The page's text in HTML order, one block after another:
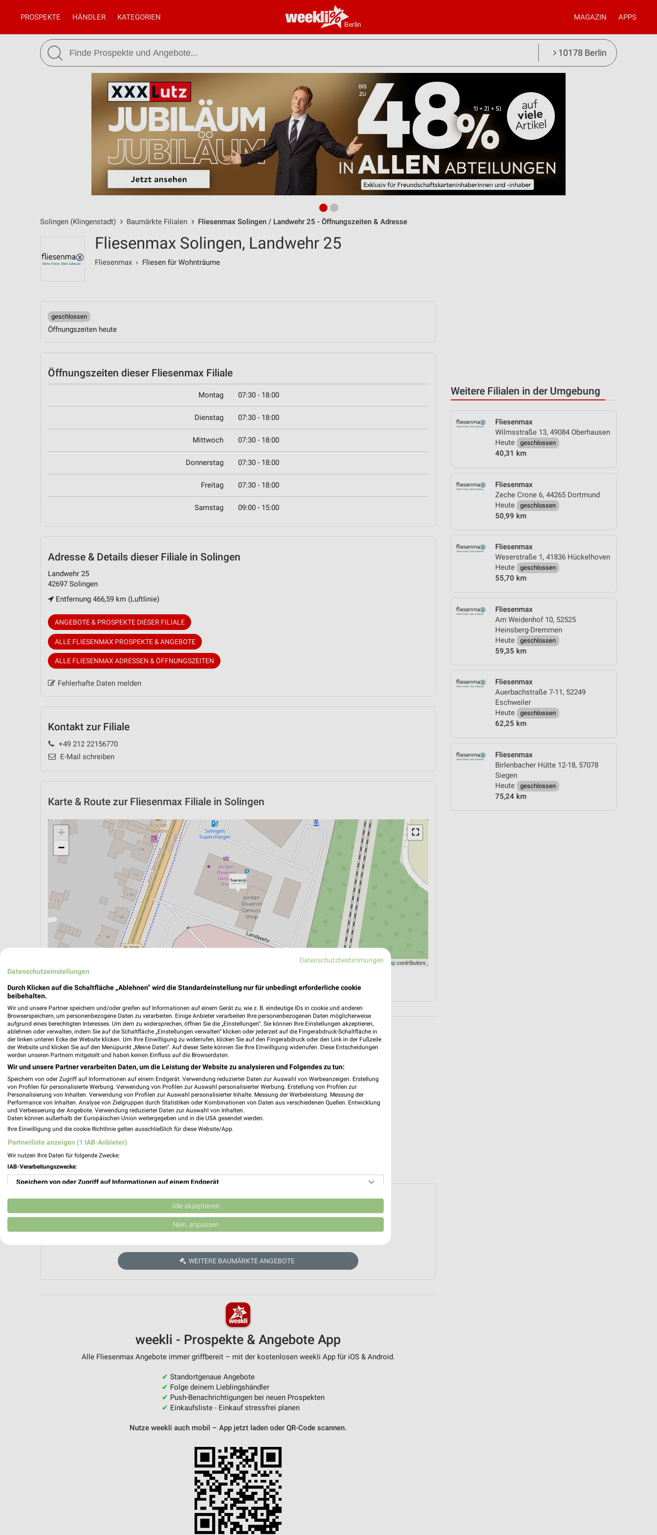
Berlin
PROSPEKTE HÄNDLER KATEGORIEN MAGAZIN APPS
10178 Berlin
Solingen (Klingenstadt) Baumärkte Filialen Fliesenmax Solingen / Landwehr 25 - Öffnungszeiten & Adresse
Weitere Filialen in der Umgebung
Fliesenmax
Wilmsstraße 13, 49084 Oberhausen
Heute
geschlossen
40,31 km
Fliesenmax
Zeche Crone 6, 44265 Dortmund
Heute
geschlossen
50,99 km
Fliesenmax
Weserstraße 1, 41836 Hückelhoven
Heute
geschlossen
55,70 km
Fliesenmax
Am Weidenhof 10, 52525
Heinsberg-Dremmen
Heute
geschlossen
59,35 km
Fliesenmax
Auerbachstraße 7-11, 52249
Eschweiler
Heute
geschlossen
62,25 km
Fliesenmax
Birlenbacher Hütte 12-18, 57078
Siegen
Heute
geschlossen
75,24 km
Fliesenmax Solingen, Landwehr 25
Fliesenmax › Fliesen für Wohnträume
geschlossen
Öffnungszeiten heute
Öffnungszeiten dieser Fliesenmax Filiale
Montag 07:30 - 18:00
Dienstag 07:30 - 18:00
Mittwoch 07:30 - 18:00
Donnerstag 07:30 - 18:00
Freitag 07:30 - 18:00
Samstag 09:00 - 15:00
Adresse & Details dieser Filiale in Solingen
Landwehr 25
42697 Solingen
Entfernung 466,59 km (Luftlinie)
ANGEBOTE & PROSPEKTE DIESER FILIALE
ALLE FLIESENMAX PROSPEKTE & ANGEBOTE
ALLE FLIESENMAX ADRESSEN & ÖFFNUNGSZEITEN
Fehlerhafte Daten melden
Kontakt zur Filiale
+49 212 22156770
E-Mail schreiben
Karte & Route zur Fliesenmax Filiale in Solingen
⛶
+
−
Leaflet|©OpenStreetMapcontributors
ÖPNV ANZEIGEN LADESÄULEN ANZEIGEN NAVIGATION MIT GOOGLE/IOS MAPS
Aktuell keine Prospekte vorhanden.
ZUR HÄNDLER-WEBSEITE
WEITERE BAUMÄRKTE ANGEBOTE
weekli - Prospekte & Angebote App
Alle Fliesenmax Angebote immer griffbereit – mit der kostenlosen weekli App für iOS & Android.
✔ Standortgenaue Angebote
✔ Folge deinem Lieblingshändler
✔ Push-Benachrichtigungen bei neuen Prospekten
✔ Einkaufsliste - Einkauf stressfrei planen
Nutze weekli auch mobil – App jetzt laden oder QR-Code scannen.
Datenschutzbestimmungen
Datenschutzeinstellungen
Durch Klicken auf die Schaltfläche „Ablehnen“ wird die Standardeinstellung nur für unbedingt erforderliche cookie
beibehalten.
Wir und unsere Partner speichern und/oder greifen auf Informationen auf einem Gerät zu, wie z. B. eindeutige IDs in cookie und anderen
Browserspeichern, um personenbezogene Daten zu verarbeiten. Einige Anbieter verarbeiten Ihre personenbezogenen Daten möglicherweise
aufgrund eines berechtigten Interesses. Um dem zu widersprechen, öffnen Sie die „Einstellungen“. Sie können Ihre Einstellungen akzeptieren,
ablehnen oder verwalten, indem Sie auf die Schaltfläche „Einstellungen verwalten“ klicken oder jederzeit auf die Fingerabdruck-Schaltfläche in
der linken unteren Ecke der Website klicken. Um Ihre Einwilligung zu widerrufen, klicken Sie auf den Fingerabdruck oder den Link in der Fußzeile
der Website und klicken Sie auf den Menüpunkt „Meine Daten“. Auf dieser Seite können Sie Ihre Einwilligung widerrufen. Diese Entscheidungen
werden unseren Partnern mitgeteilt und haben keinen Einfluss auf die Browserdaten.
Wir und unsere Partner verarbeiten Daten, um die Leistung der Website zu analysieren und Folgendes zu tun:
Speichern von oder Zugriff auf Informationen auf einem Endgerät. Verwendung reduzierter Daten zur Auswahl von Werbeanzeigen. Erstellung
von Profilen für personalisierte Werbung. Verwendung von Profilen zur Auswahl personalisierter Werbung. Erstellung von Profilen zur
Personalisierung von Inhalten. Verwendung von Profilen zur Auswahl personalisierter Inhalte. Messung der Werbeleistung. Messung der
Performance von Inhalten. Analyse von Zielgruppen durch Statistiken oder Kombinationen von Daten aus verschiedenen Quellen. Entwicklung
und Verbesserung der Angebote. Verwendung reduzierter Daten zur Auswahl von Inhalten.
Daten können außerhalb der Europäischen Union weitergegeben und in die USA gesendet werden.
Ihre Einwilligung und die cookie Richtlinie gelten ausschließlich für diese Website/App.
Partnerliste anzeigen (1 IAB-Anbieter)
Wir nutzen Ihre Daten für folgende Zwecke:
IAB-Verarbeitungszwecke:
Speichern von oder Zugriff auf Informationen auf einem Endgerät
Verwendung reduzierter Daten zur Auswahl von Werbeanzeigen
Erstellung von Profilen für personalisierte Werbung
Erstellung von Profilen zur Personalisierung von Inhalten
Analyse von Zielgruppen durch Statistiken oder Kombinationen von Daten aus verschiedenen
Verwendung reduzierter Daten zur Auswahl von Inhalten
Alle akzeptieren
Nein, anpassen